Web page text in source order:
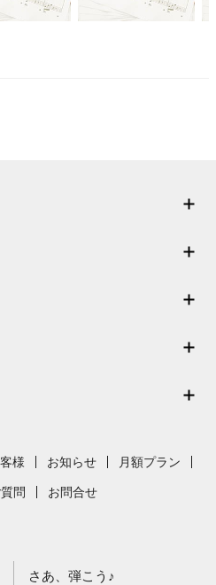
様 お知らせ 月額プラン
問 お問合せ
さあ、弾こう♪